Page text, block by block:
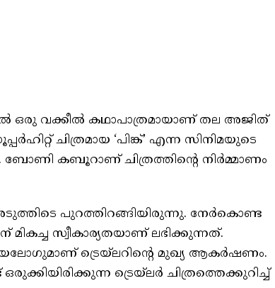
ഒരു വക്കീല്‍ കഥാപാത്രമായാണ് തല അജിത്
ചിത്രമായ ‘പിങ്ക്’ എന്ന സിനിമയുടെ
കബൂറാണ് ചിത്രത്തിന്റെ നിര്‍മ്മാണം
പുറത്തിറങ്ങിയിരുന്നു. നേര്‍കൊണ്ട
മികച്ച സ്വീകാര്യതയാണ് ലഭിക്കുന്നത്.
ട്രെയ്‌ലറിന്റെ മുഖ്യ ആകര്‍ഷണം.
ട്രെയ്‌ലര്‍ ചിത്രത്തെക്കുറിച്ച്